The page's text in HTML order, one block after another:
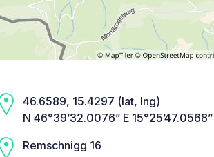
46.6589, 15.4297 (lat, lng)
N 46°39’32.0076” E 15°25’47.0568”
Remschnigg 16